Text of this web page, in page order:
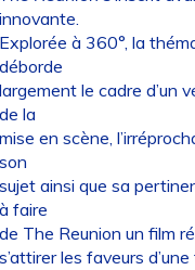
à 360°, la
le cadre d’un
la
en scène,
ainsi que sa
faire
The Reunion un film
les faveurs